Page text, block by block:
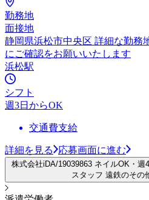
勤務地
面接地
静岡県浜松市中央区 詳細な勤務
にご確認をお願いいたします
浜松駅
シフト
週3日からOK
交通費支給
詳細を見る 応募画面に進む
株式会社iDA/19039863 ネイルOK・
スタッフ 遠鉄のその